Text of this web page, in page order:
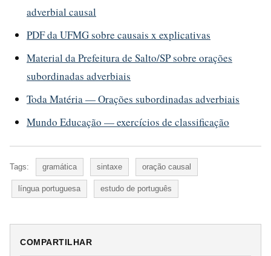
adverbial causal
PDF da UFMG sobre causais x explicativas
Material da Prefeitura de Salto/SP sobre orações
subordinadas adverbiais
Toda Matéria — Orações subordinadas adverbiais
Mundo Educação — exercícios de classificação
Tags: gramática sintaxe oração causal
língua portuguesa estudo de português
COMPARTILHAR